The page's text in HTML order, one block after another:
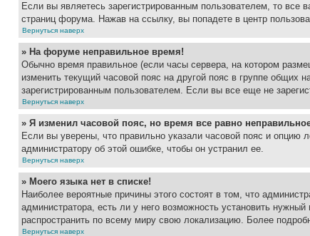
Если вы являетесь зарегистрированным пользователем, то все
страниц форума. Нажав на ссылку, вы попадете в центр
Вернуться наверх
» На форуме неправильное время!
Обычно время правильное (если часы сервера, на котором
изменить текущий часовой пояс на другой пояс в группе общих
зарегистрированным пользователем. Если вы все еще не
Вернуться наверх
» Я изменил часовой пояс, но время все равно
Если вы уверены, что правильно указали часовой пояс и опцию
администратору об этой ошибке, чтобы он устранил ее.
Вернуться наверх
» Моего языка нет в списке!
Наиболее вероятные причины этого состоят в том, что
администратора, есть ли у него возможность установить
распространить по всему миру свою локализацию. Более
Вернуться наверх